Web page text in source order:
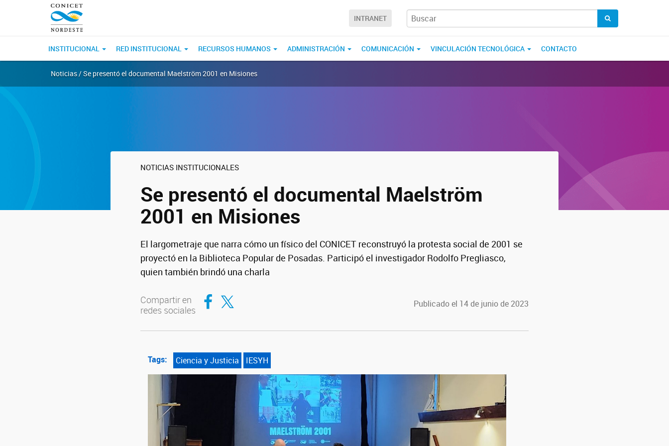
INTRANET
INSTITUCIONAL RED INSTITUCIONAL RECURSOS HUMANOS ADMINISTRACIÓN COMUNICACIÓN VINCULACIÓN TECNOLÓGICA CONTACTO
Noticias / Se presentó el documental Maelström 2001 en Misiones
NOTICIAS INSTITUCIONALES
Se presentó el documental Maelström
2001 en Misiones
El largometraje que narra cómo un físico del CONICET reconstruyó la protesta social de 2001 se
proyectó en la Biblioteca Popular de Posadas. Participó el investigador Rodolfo Pregliasco,
quien también brindó una charla
Compartir en
redes sociales
Compartir en Facebook
Compartir en Twitter Publicado el 14 de junio de 2023
Tags: Ciencia y Justicia IESYH